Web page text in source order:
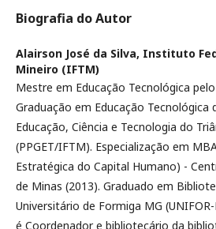
Biografia do Autor
Alairson José da Silva, Instituto
Mineiro (IFTM)
Mestre em Educação Tecnológica
Graduação em Educação
Educação, Ciência e Tecnologia do
(PPGET/IFTM). Especialização em
Estratégica do Capital Humano) -
de Minas (2013). Graduado em
Universitário de Formiga MG
é Coordenador e bibliotecário da